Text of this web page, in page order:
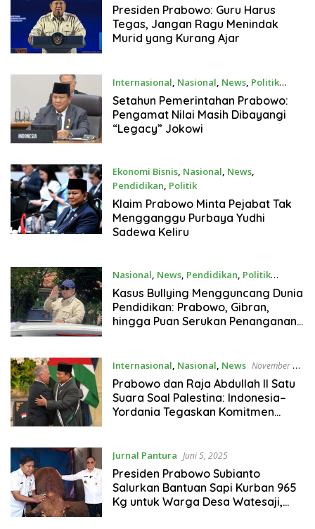
Desember 1, 2025
Presiden Prabowo: Guru Harus
Tegas, Jangan Ragu Menindak
Murid yang Kurang Ajar
Internasional, Nasional, News, Politik
Desember 1, 2025
Setahun Pemerintahan Prabowo:
Pengamat Nilai Masih Dibayangi
“Legacy” Jokowi
Ekonomi Bisnis, Nasional, News,
Pendidikan, Politik
Desember 1, 2025
Klaim Prabowo Minta Pejabat Tak
Mengganggu Purbaya Yudhi
Sadewa Keliru
Nasional, News, Pendidikan, Politik
November 19, 2025
Kasus Bullying Mengguncang Dunia
Pendidikan: Prabowo, Gibran,
hingga Puan Serukan Penanganan
Internasional, Nasional, News November 15,
2025
Prabowo dan Raja Abdullah II Satu
Suara Soal Palestina: Indonesia–
Yordania Tegaskan Komitmen
Jurnal Pantura Juni 5, 2025
Presiden Prabowo Subianto
Salurkan Bantuan Sapi Kurban 965
Kg untuk Warga Desa Watesaji,